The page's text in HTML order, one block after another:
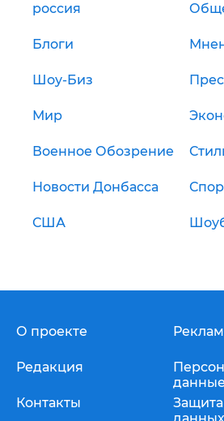
россия
Блоги
Шоу-Биз
Мир
Военное Обозрение
Новости Донбасса
США
О проекте
Редакция
Контакты